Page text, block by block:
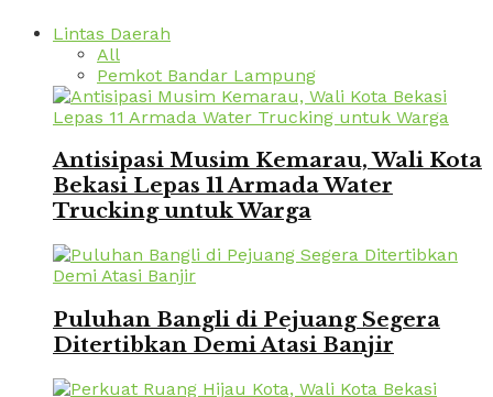
Lintas Daerah
All
Pemkot Bandar Lampung
Antisipasi Musim Kemarau, Wali Kota
Bekasi Lepas 11 Armada Water
Trucking untuk Warga
Puluhan Bangli di Pejuang Segera
Ditertibkan Demi Atasi Banjir